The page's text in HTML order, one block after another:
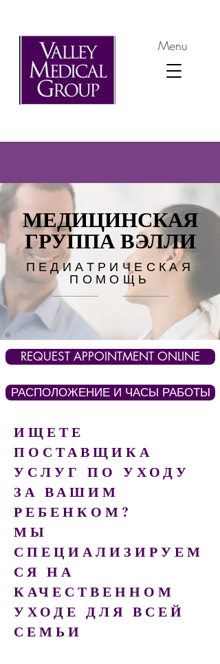
Menu
МЕДИЦИНСКАЯ
ГРУППА ВЭЛЛИ
ПЕДИАТРИЧЕСКАЯ
ПОМОЩЬ
REQUEST APPOINTMENT ONLINE
РАСПОЛОЖЕНИЕ И ЧАСЫ РАБОТЫ
ИЩЕТЕ
ПОСТАВЩИКА
УСЛУГ ПО УХОДУ
ЗА ВАШИМ
РЕБЕНКОМ?
МЫ
СПЕЦИАЛИЗИРУЕМ
СЯ НА
КАЧЕСТВЕННОМ
УХОДЕ ДЛЯ ВСЕЙ
СЕМЬИ